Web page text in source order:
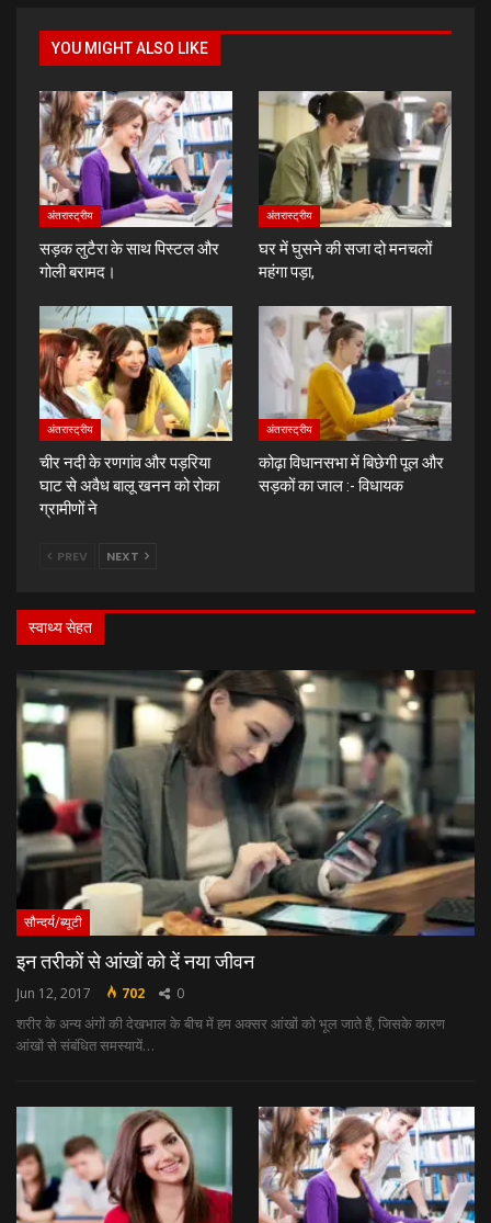
YOU MIGHT ALSO LIKE
अंतरास्ट्रीय
सड़क लुटैरा के साथ पिस्टल और
गोली बरामद।
अंतरास्ट्रीय
घर में घुसने की सजा दो मनचलों
महंगा पड़ा,
अंतरास्ट्रीय
चीर नदी के रणगांव और पड़रिया
घाट से अवैध बालू खनन को रोका
ग्रामीणों ने
अंतरास्ट्रीय
कोढ़ा विधानसभा में बिछेगी पूल और
सड़कों का जाल :- विधायक
PREV NEXT
स्वाथ्य सेहत
सौन्दर्य/ब्यूटी
इन तरीकों से आंखों को दें नया जीवन
Jun 12, 2017 702 0
शरीर के अन्‍य अंगों की देखभाल के बीच में हम अक्‍सर आंखों को भूल जाते हैं, जिसके कारण
आंखों से संबंधित समस्‍यायें…